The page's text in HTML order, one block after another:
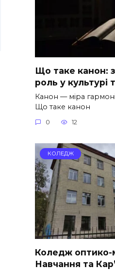
Що таке канон:
роль у культурі
Канон — міра
Що таке канон
0 12
КОЛЕДЖ
Коледж оптико-
Навчання та